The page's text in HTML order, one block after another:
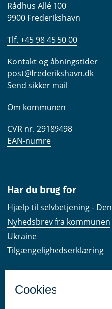
Rådhus Allé 100
9900 Frederikshavn
Tlf. +45 98 45 50 00
Kontakt og åbningstider
post@frederikshavn.dk
Send sikker mail
Om kommunen
CVR nr. 29189498
EAN-numre
Har du brug for
Hjælp til selvbetjening -
Nyhedsbrev fra kommunen
Ukraine
Tilgængelighedserklæring